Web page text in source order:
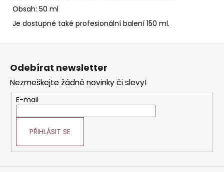
Obsah: 50 ml
Je dostupné také profesionální balení 150 ml.
Z
Odebírat newsletter
Nezmeškejte žádné novinky či slevy!
E-mail
PŘIHLÁSIT SE